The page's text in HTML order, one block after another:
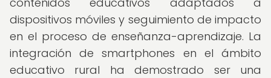
dispositivos móviles y seguimiento de impacto
en el proceso de enseñanza-aprendizaje. La
integración de smartphones en el ámbito
educativo rural ha demostrado ser una